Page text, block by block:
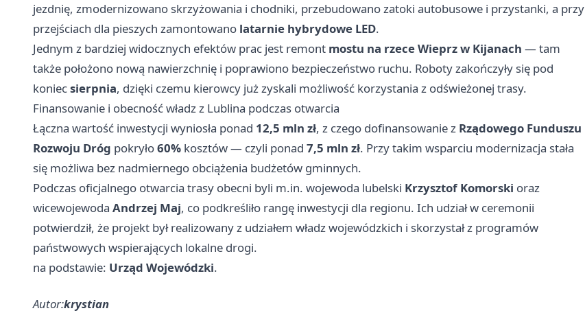
jezdnię, zmodernizowano skrzyżowania i chodniki, przebudowano zatoki autobusowe i przystanki, a przy
przejściach dla pieszych zamontowano latarnie hybrydowe LED.
Jednym z bardziej widocznych efektów prac jest remont mostu na rzece Wieprz w Kijanach — tam
także położono nową nawierzchnię i poprawiono bezpieczeństwo ruchu. Roboty zakończyły się pod
koniecsierpnia, dzięki czemu kierowcy już zyskali możliwość korzystania z odświeżonej trasy.
Finansowanie i obecność władz z Lublina podczas otwarcia
Łączna wartość inwestycji wyniosła ponad 12,5 mln zł, z czego dofinansowanie z Rządowego Funduszu
Rozwoju Dróg pokryło60% kosztów — czyli ponad 7,5 mln zł. Przy takim wsparciu modernizacja stała
się możliwa bez nadmiernego obciążenia budżetów gminnych.
Podczas oficjalnego otwarcia trasy obecni byli m.in. wojewoda lubelski Krzysztof Komorski oraz
wicewojewoda Andrzej Maj, co podkreśliło rangę inwestycji dla regionu. Ich udział w ceremonii
potwierdził, że projekt był realizowany z udziałem władz wojewódzkich i skorzystał z programów
państwowych wspierających lokalne drogi.
na podstawie: Urząd Wojewódzki.
Autor:krystian